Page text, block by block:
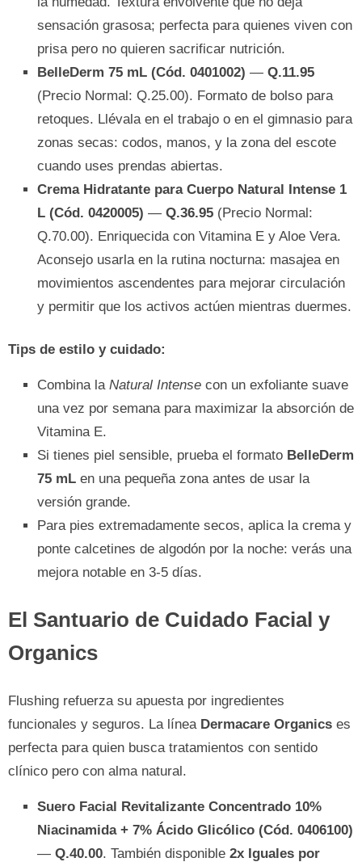
sensación grasosa; perfecta para quienes viven con
prisa pero no quieren sacrificar nutrición.
BelleDerm 75 mL (Cód. 0401002) — Q.11.95
(Precio Normal: Q.25.00). Formato de bolso para
retoques. Llévala en el trabajo o en el gimnasio para
zonas secas: codos, manos, y la zona del escote
cuando uses prendas abiertas.
Crema Hidratante para Cuerpo Natural Intense 1
L (Cód. 0420005) — Q.36.95 (Precio Normal:
Q.70.00). Enriquecida con Vitamina E y Aloe Vera.
Aconsejo usarla en la rutina nocturna: masajea en
movimientos ascendentes para mejorar circulación
y permitir que los activos actúen mientras duermes.
Tips de estilo y cuidado:
Combina la Natural Intense con un exfoliante suave
una vez por semana para maximizar la absorción de
Vitamina E.
Si tienes piel sensible, prueba el formato BelleDerm
75 mL en una pequeña zona antes de usar la
versión grande.
Para pies extremadamente secos, aplica la crema y
ponte calcetines de algodón por la noche: verás una
mejora notable en 3-5 días.
El Santuario de Cuidado Facial y
Organics
Flushing refuerza su apuesta por ingredientes
funcionales y seguros. La línea Dermacare Organics es
perfecta para quien busca tratamientos con sentido
clínico pero con alma natural.
Suero Facial Revitalizante Concentrado 10%
Niacinamida + 7% Ácido Glicólico (Cód. 0406100)
— Q.40.00. También disponible 2x Iguales por